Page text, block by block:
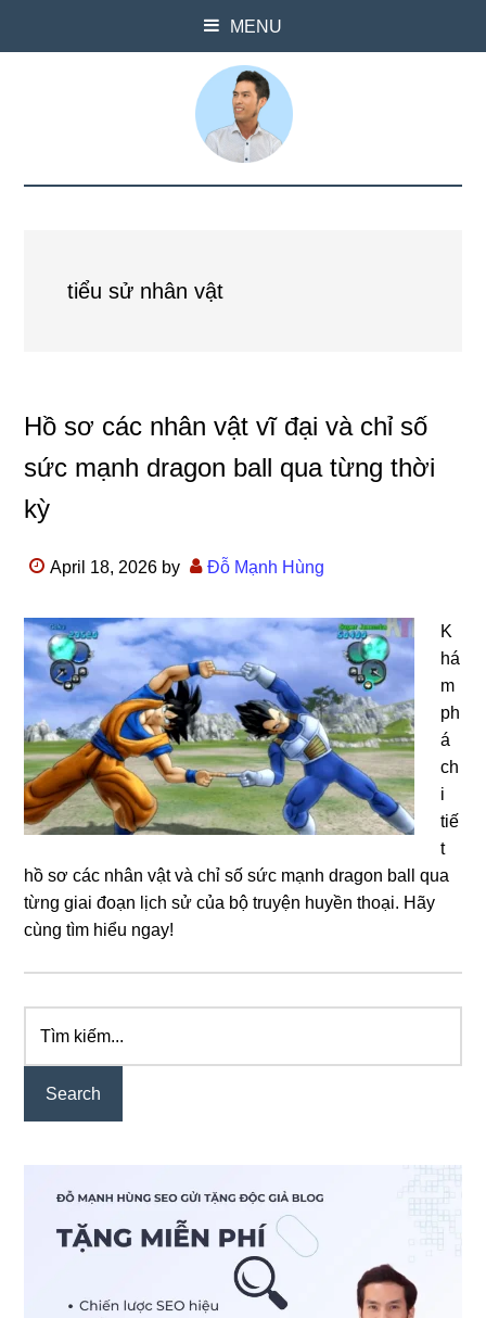
MENU
tiểu sử nhân vật
Hồ sơ các nhân vật vĩ đại và chỉ số
sức mạnh dragon ball qua từng thời
kỳ
April 18, 2026 by Đỗ Mạnh Hùng
K
há
m
ph
á
ch
i
tiế
t
hồ sơ các nhân vật và chỉ số sức mạnh dragon ball qua
từng giai đoạn lịch sử của bộ truyện huyền thoại. Hãy
cùng tìm hiểu ngay!
Primary
Sidebar
kiếm...